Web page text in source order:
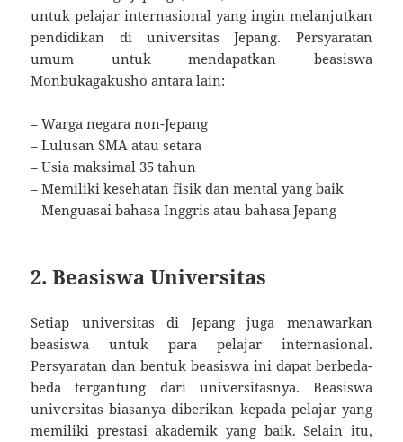
untuk pelajar internasional yang ingin melanjutkan
pendidikan di universitas Jepang. Persyaratan
umum untuk mendapatkan beasiswa
Monbukagakusho antara lain:
– Warga negara non-Jepang
– Lulusan SMA atau setara
– Usia maksimal 35 tahun
– Memiliki kesehatan fisik dan mental yang baik
– Menguasai bahasa Inggris atau bahasa Jepang
2. Beasiswa Universitas
Setiap universitas di Jepang juga menawarkan
beasiswa untuk para pelajar internasional.
Persyaratan dan bentuk beasiswa ini dapat berbeda-
beda tergantung dari universitasnya. Beasiswa
universitas biasanya diberikan kepada pelajar yang
memiliki prestasi akademik yang baik. Selain itu,